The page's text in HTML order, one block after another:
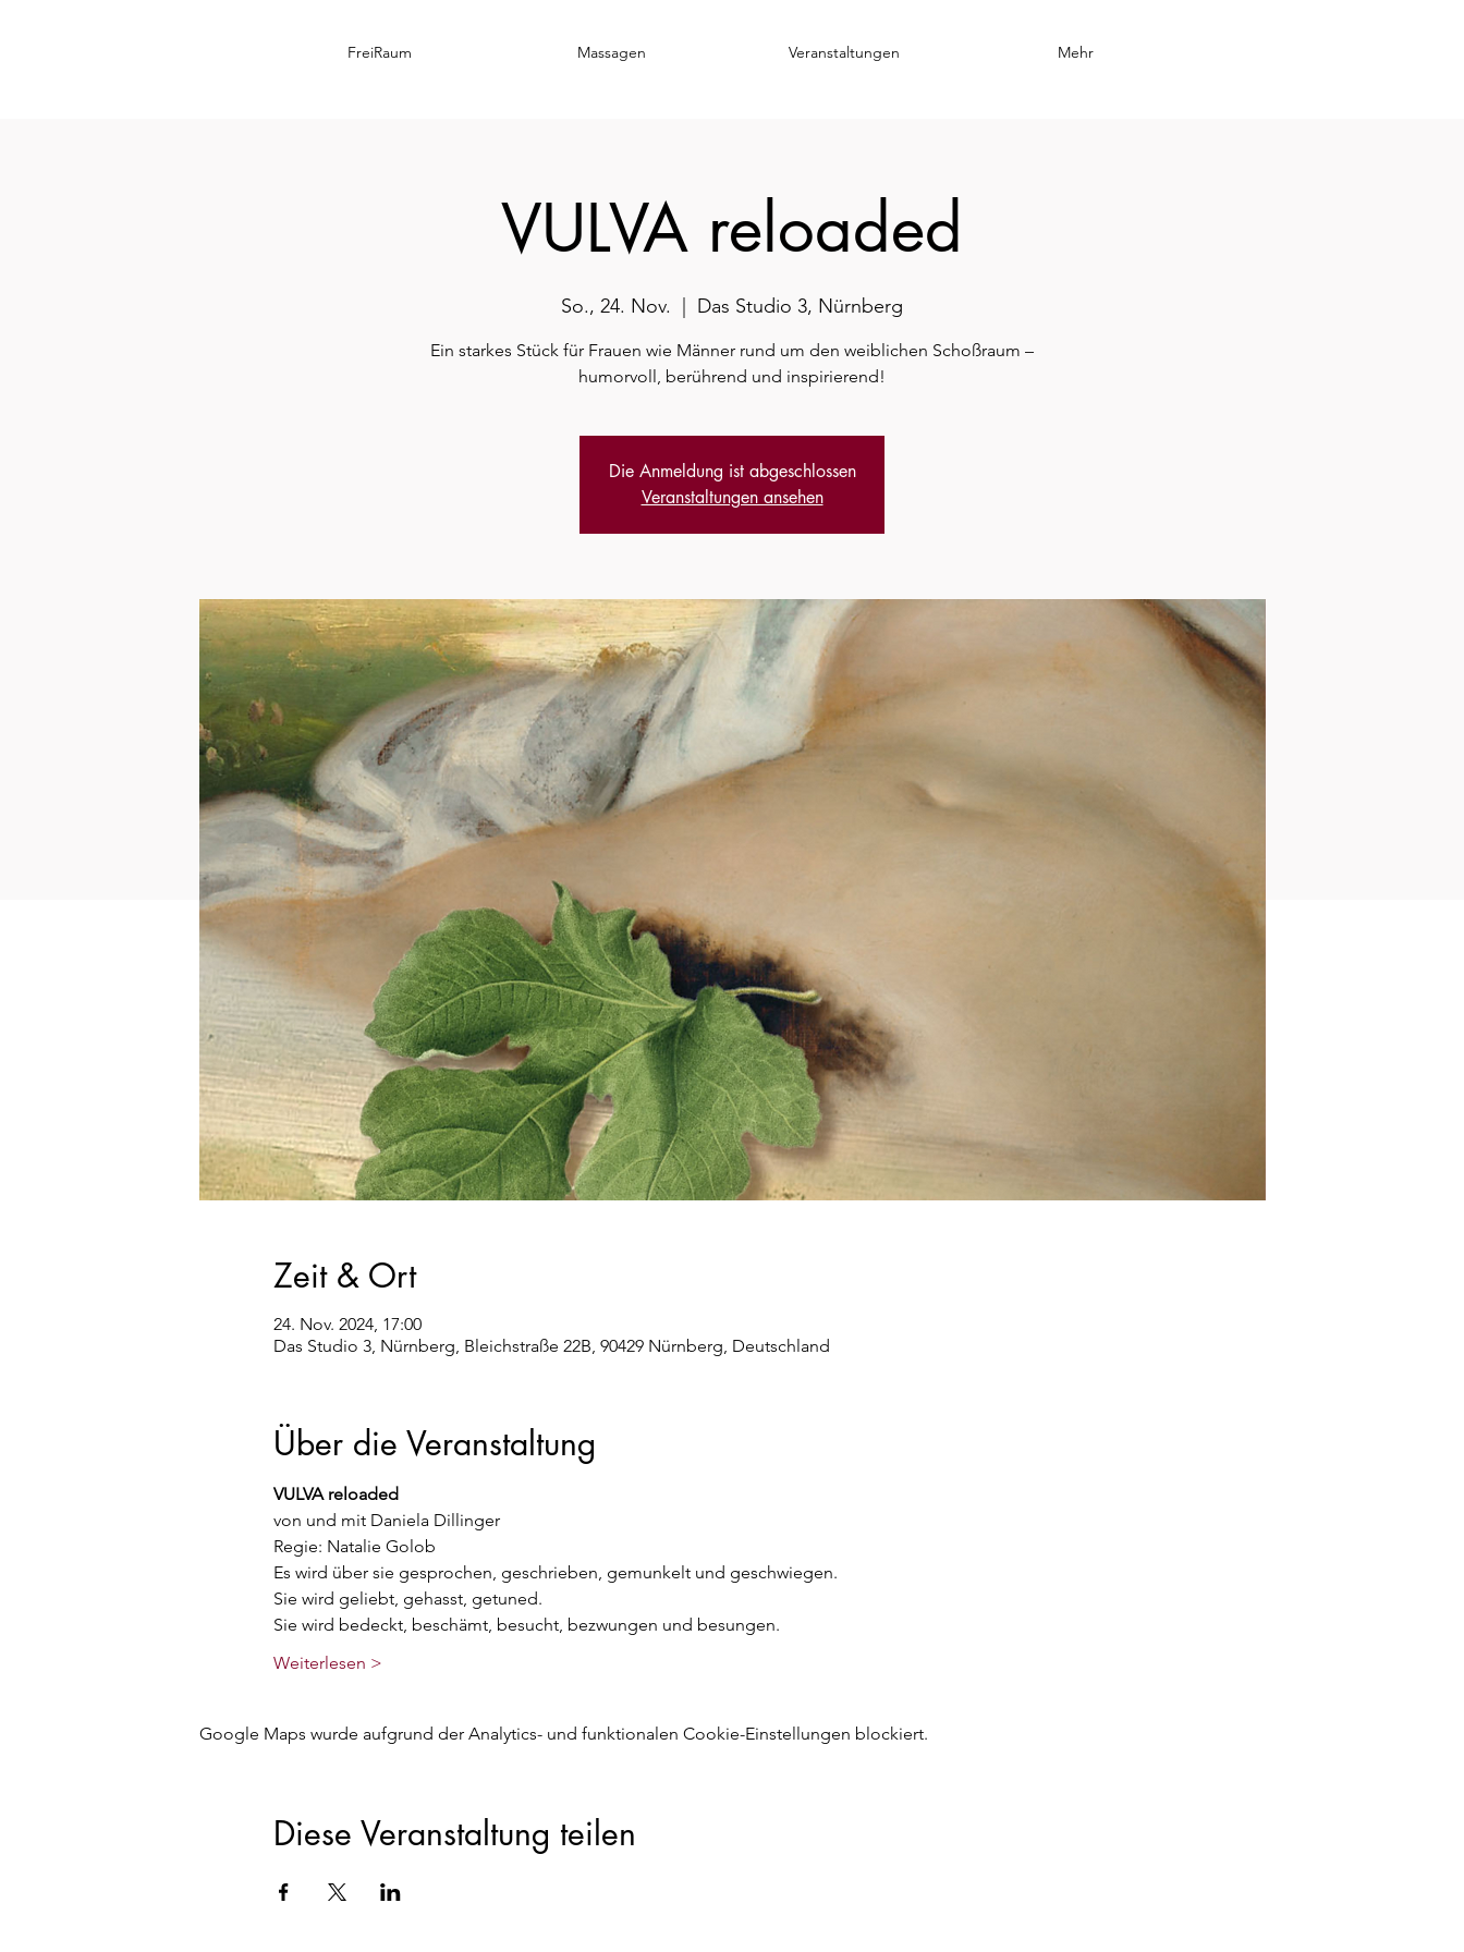
FreiRaum Massagen Veranstaltungen Mehr
VULVA reloaded
So., 24. Nov. Das Studio 3, Nürnberg
Ein starkes Stück für Frauen wie Männer rund um den weiblichen Schoßraum –
humorvoll, berührend und inspirierend!
Die Anmeldung ist abgeschlossen
Veranstaltungen ansehen
Zeit & Ort
24. Nov. 2024, 17:00
Das Studio 3, Nürnberg, Bleichstraße 22B, 90429 Nürnberg, Deutschland
Über die Veranstaltung
VULVA reloaded
von und mit Daniela Dillinger
Regie: Natalie Golob
Es wird über sie gesprochen, geschrieben, gemunkelt und geschwiegen.
Sie wird geliebt, gehasst, getuned.
Sie wird bedeckt, beschämt, besucht, bezwungen und besungen.
Weiterlesen >
Google Maps wurde aufgrund der Analytics- und funktionalen Cookie-Einstellungen blockiert.
Diese Veranstaltung teilen